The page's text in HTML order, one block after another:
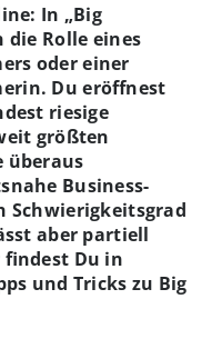
In „Big
Rolle eines
oder einer
Du eröffnest
riesige
größten
überaus
Business-
Schwierigkeitsgrad
aber partiell
findest Du in
und Tricks zu Big